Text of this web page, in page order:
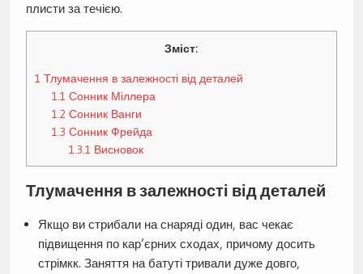
плисти за течією.
Зміст:
1 Тлумачення в залежності від деталей
1.1 Сонник Міллера
1.2 Сонник Ванги
1.3 Сонник Фрейда
1.3.1 Висновок
Тлумачення в залежності від деталей
Якщо ви стрибали на снаряді один, вас чекає
підвищення по кар’єрних сходах, причому досить
стрімкк. Заняття на батуті тривали дуже довго,